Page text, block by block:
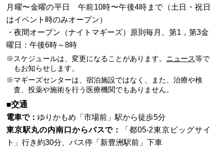
月曜〜金曜の平日 午前10時〜午後4時まで（土日・祝日
はイベント時のみオープン）
・夜間オープン（ナイトマギーズ）原則毎月、第1，第3金
曜日：午後6時～8時
※スケジュールは、変更になることがあります。 ニュース等で
もお知らせします。
※マギーズセンターは、宿泊施設ではなく、また、治療や検
査、投薬や施術を行う医療機関でもありません。
■交通
電車で： ゆりかもめ「市場前」駅から徒歩5分
東京駅丸の内南口からバスで：
「都05-2東京ビッグサイ
ト」行き約30分、バス停「新豊洲駅前」下車